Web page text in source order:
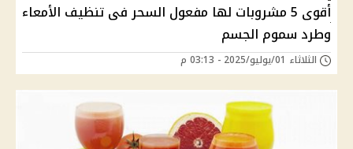
أقوى 5 مشروبات لها مفعول السحر فى تنظيف الأمعاء
وطرد سموم الجسم
الثلاثاء 01/يوليو/2025 - 03:13 م